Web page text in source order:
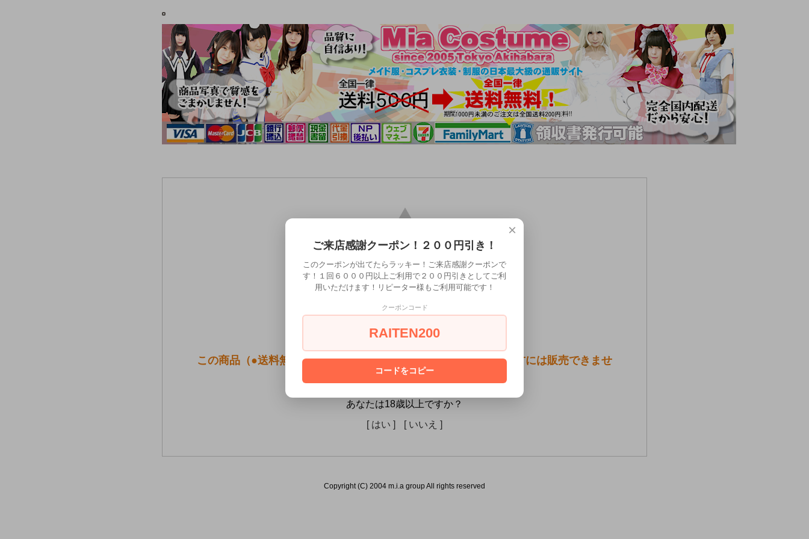
この商品（●送料無料●淫蜜肉壁レボリューション）は18歳未満の方には販売できませ
ん。
あなたは18歳以上ですか？
[ はい ]
[ いいえ ]
Copyright (C) 2004 m.i.a group All rights reserved
×
ご来店感謝クーポン！２００円引き！
このクーポンが出てたらラッキー！ご来店感謝クーポンで
す！１回６０００円以上ご利用で２００円引きとしてご利
用いただけます！リピーター様もご利用可能です！
クーポンコード
RAITEN200
コードをコピー